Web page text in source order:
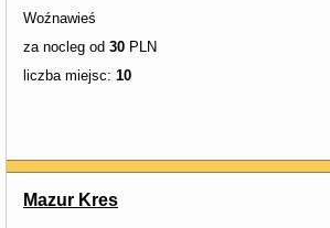
Woźnawieś
za nocleg od 30 PLN
liczba miejsc: 10
Mazur Kres